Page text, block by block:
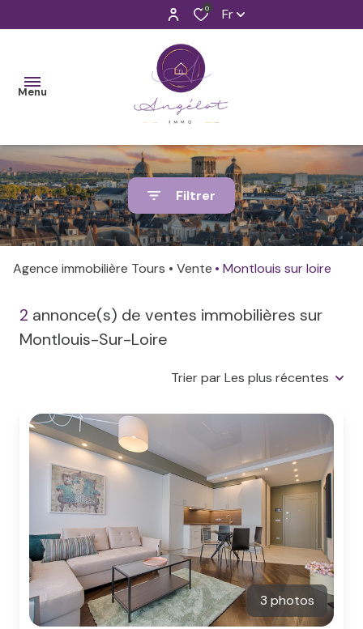
0 Fr
Menu
ET SI ON
FAISAIT
CONNAISSANCE
Faisons
métiers
Venez à
VENTES
Nos
neufs
Nos
biens
GESTION
LOCATIVE
ESTIMATION
AVIS
CLIENTS
ACTUALITÉS
Filtrer
Agence immobilière Tours Vente Montlouis sur loire
2 annonce(s) de ventes immobilières sur
Montlouis-Sur-Loire
Trier par Les plus récentes
3 photos